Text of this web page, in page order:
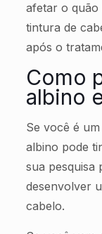
afetar o quão
tintura de
após o
Como
albino
Se você é
albino pode
sua pesquisa
desenvolver
cabelo.